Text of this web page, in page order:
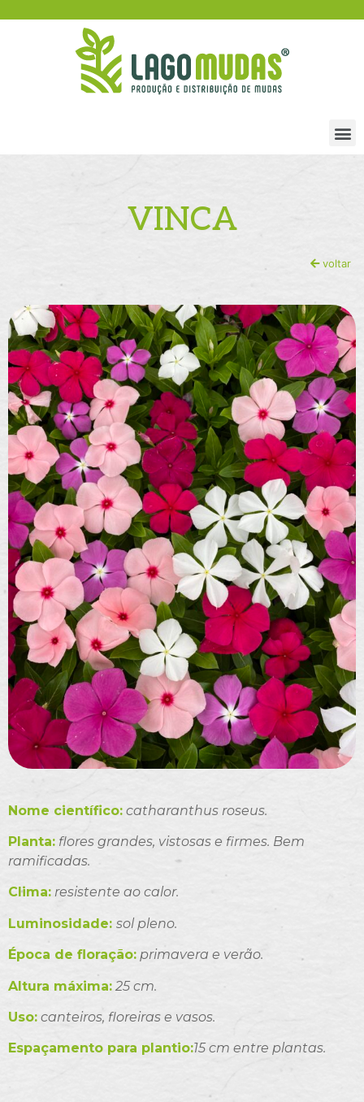
VINCA
voltar
Nome científico: catharanthus roseus.
Planta: flores grandes, vistosas e firmes. Bem
ramificadas.
Clima: resistente ao calor.
Luminosidade: sol pleno.
Época de floração: primavera e verão.
Altura máxima: 25 cm.
Uso: canteiros, floreiras e vasos.
Espaçamento para plantio:15 cm entre plantas.